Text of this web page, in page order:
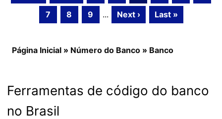
7
8 9 ... Next › Last »
Página Inicial » Número do Banco » Banco
Ferramentas de código do banco
no Brasil